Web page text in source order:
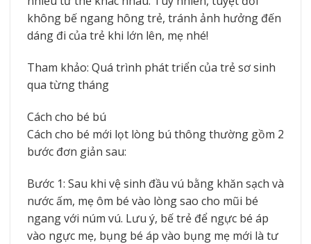
không bế ngang hông trẻ, tránh ảnh hưởng đến
dáng đi của trẻ khi lớn lên, mẹ nhé!
Tham khảo: Quá trình phát triển của trẻ sơ sinh
qua từng tháng
Cách cho bé bú
Cách cho bé mới lọt lòng bú thông thường gồm 2
bước đơn giản sau:
Bước 1: Sau khi vệ sinh đầu vú bằng khăn sạch và
nước ấm, mẹ ôm bé vào lòng sao cho mũi bé
ngang với núm vú. Lưu ý, bế trẻ để ngực bé áp
vào ngực mẹ, bụng bé áp vào bụng mẹ mới là tư